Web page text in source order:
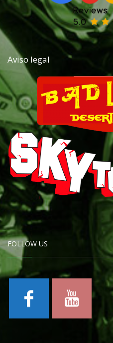
Aviso legal
FOLLOW US